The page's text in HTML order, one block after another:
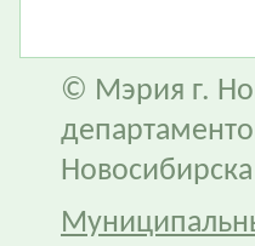
© Мэрия г.
Новосибирска